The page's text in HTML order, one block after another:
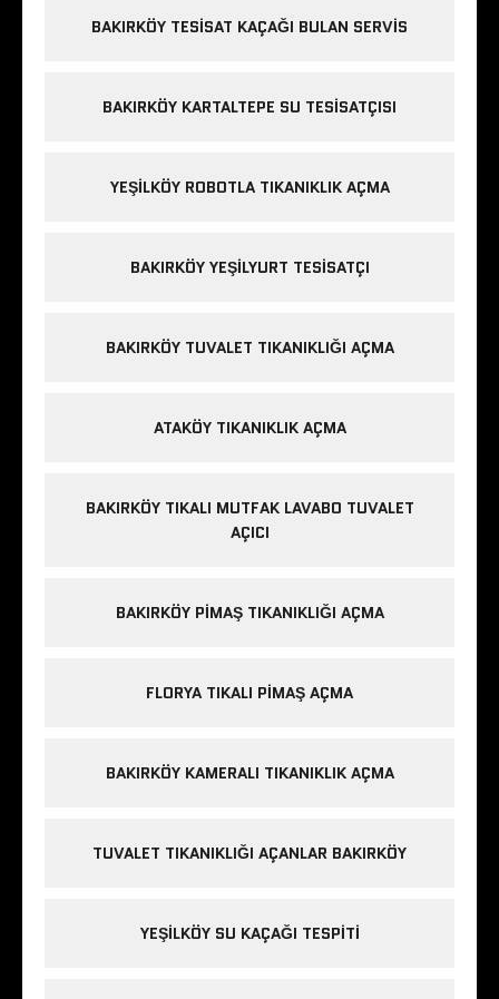
BAKIRKÖY TESISAT KAÇAĞI BULAN SERVIS
BAKIRKÖY KARTALTEPE SU TESISATÇISI
YEŞILKÖY ROBOTLA TIKANIKLIK AÇMA
BAKIRKÖY YEŞILYURT TESISATÇI
BAKIRKÖY TUVALET TIKANIKLIĞI AÇMA
ATAKÖY TIKANIKLIK AÇMA
BAKIRKÖY TIKALI MUTFAK LAVABO TUVALET
AÇICI
BAKIRKÖY PIMAŞ TIKANIKLIĞI AÇMA
FLORYA TIKALI PIMAŞ AÇMA
BAKIRKÖY KAMERALI TIKANIKLIK AÇMA
TUVALET TIKANIKLIĞI AÇANLAR BAKIRKÖY
YEŞILKÖY SU KAÇAĞI TESPITI